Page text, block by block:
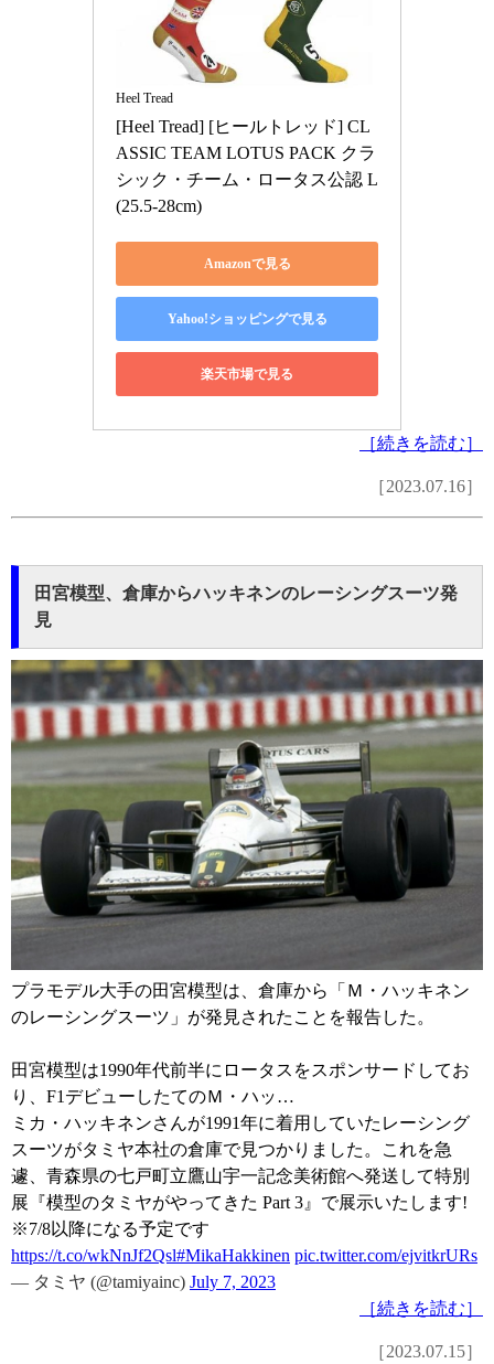
Heel Tread
[Heel Tread] [ヒールトレッド] CL
ASSIC TEAM LOTUS PACK クラ
シック・チーム・ロータス公認 L
(25.5-28cm)
Amazonで見る
Yahoo!ショッピングで見る
楽天市場で見る
［続きを読む］
［2023.07.16］
田宮模型、倉庫からハッキネンのレーシングスーツ発
見
プラモデル大手の田宮模型は、倉庫から「Ｍ・ハッキネン
のレーシングスーツ」が発見されたことを報告した。
田宮模型は1990年代前半にロータスをスポンサードしてお
り、F1デビューしたてのＭ・ハッ…
ミカ・ハッキネンさんが1991年に着用していたレーシング
スーツがタミヤ本社の倉庫で見つかりました。これを急
遽、青森県の七戸町立鷹山宇一記念美術館へ発送して特別
展『模型のタミヤがやってきた Part 3』で展示いたします!
※7/8以降になる予定です
https://t.co/wkNnJf2Qsl#MikaHakkinen pic.twitter.com/ejvitkrURs
— タミヤ (@tamiyainc) July 7, 2023
［続きを読む］
［2023.07.15］